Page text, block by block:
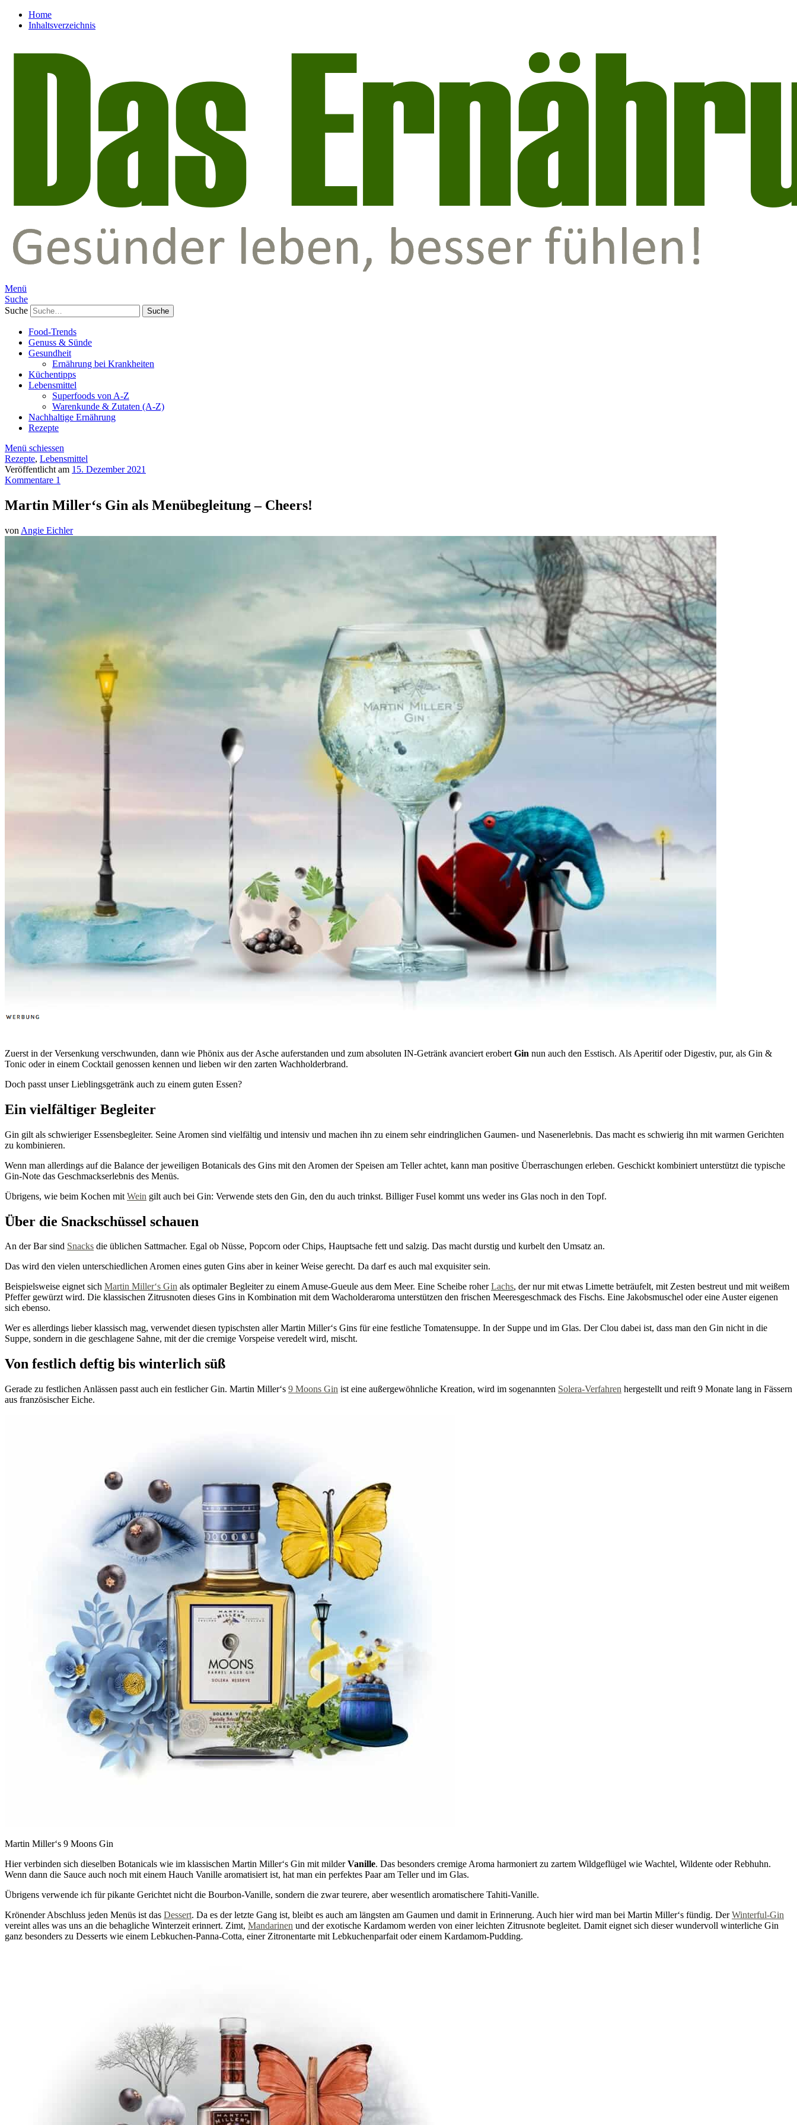
Home
Inhaltsverzeichnis
Menü
Suche
Suche
Food-Trends
Genuss & Sünde
Gesundheit
Ernährung bei Krankheiten
Küchentipps
Lebensmittel
Superfoods von A-Z
Warenkunde & Zutaten (A-Z)
Nachhaltige Ernährung
Rezepte
Menü schiessen
Rezepte, Lebensmittel
Veröffentlicht am 15. Dezember 2021
Kommentare 1
Martin Miller‘s Gin als Menübegleitung – Cheers!
von Angie Eichler
Zuerst in der Versenkung verschwunden, dann wie Phönix aus der Asche auferstanden und zum absoluten IN-Getränk avanciert erobert Gin nun auch den Esstisch. Als Aperitif oder Digestiv, pur, als Gin &
Tonic oder in einem Cocktail genossen kennen und lieben wir den zarten Wachholderbrand.
Doch passt unser Lieblingsgetränk auch zu einem guten Essen?
Ein vielfältiger Begleiter
Gin gilt als schwieriger Essensbegleiter. Seine Aromen sind vielfältig und intensiv und machen ihn zu einem sehr eindringlichen Gaumen- und Nasenerlebnis. Das macht es schwierig ihn mit warmen Gerichten
zu kombinieren.
Wenn man allerdings auf die Balance der jeweiligen Botanicals des Gins mit den Aromen der Speisen am Teller achtet, kann man positive Überraschungen erleben. Geschickt kombiniert unterstützt die typische
Gin-Note das Geschmackserlebnis des Menüs.
Übrigens, wie beim Kochen mit Wein gilt auch bei Gin: Verwende stets den Gin, den du auch trinkst. Billiger Fusel kommt uns weder ins Glas noch in den Topf.
Über die Snackschüssel schauen
An der Bar sind Snacks die üblichen Sattmacher. Egal ob Nüsse, Popcorn oder Chips, Hauptsache fett und salzig. Das macht durstig und kurbelt den Umsatz an.
Das wird den vielen unterschiedlichen Aromen eines guten Gins aber in keiner Weise gerecht. Da darf es auch mal exquisiter sein.
Beispielsweise eignet sich Martin Miller‘s Gin als optimaler Begleiter zu einem Amuse-Gueule aus dem Meer. Eine Scheibe roherLachs, der nur mit etwas Limette beträufelt, mit Zesten bestreut und mit weißem
Pfeffer gewürzt wird. Die klassischen Zitrusnoten dieses Gins in Kombination mit dem Wacholderaroma unterstützen den frischen Meeresgeschmack des Fischs. Eine Jakobsmuschel oder eine Auster eigenen
sich ebenso.
Wer es allerdings lieber klassisch mag, verwendet diesen typischsten aller Martin Miller‘s Gins für eine festliche Tomatensuppe. In der Suppe und im Glas. Der Clou dabei ist, dass man den Gin nicht in die
Suppe, sondern in die geschlagene Sahne, mit der die cremige Vorspeise veredelt wird, mischt.
Von festlich deftig bis winterlich süß
Gerade zu festlichen Anlässen passt auch ein festlicher Gin. Martin Miller‘s 9 Moons Gin ist eine außergewöhnliche Kreation, wird im sogenannten Solera-Verfahren hergestellt und reift 9 Monate lang in Fässern
aus französischer Eiche.
Martin Miller‘s 9 Moons Gin
Hier verbinden sich dieselben Botanicals wie im klassischen Martin Miller‘s Gin mit milderVanille. Das besonders cremige Aroma harmoniert zu zartem Wildgeflügel wie Wachtel, Wildente oder Rebhuhn.
Wenn dann die Sauce auch noch mit einem Hauch Vanille aromatisiert ist, hat man ein perfektes Paar am Teller und im Glas.
Übrigens verwende ich für pikante Gerichtet nicht die Bourbon-Vanille, sondern die zwar teurere, aber wesentlich aromatischere Tahiti-Vanille.
Krönender Abschluss jeden Menüs ist das Dessert. Da es der letzte Gang ist, bleibt es auch am längsten am Gaumen und damit in Erinnerung. Auch hier wird man bei Martin Miller‘s fündig. DerWinterful-Gin
vereint alles was uns an die behagliche Winterzeit erinnert. Zimt, Mandarinen und der exotische Kardamom werden von einer leichten Zitrusnote begleitet. Damit eignet sich dieser wundervoll winterliche Gin
ganz besonders zu Desserts wie einem Lebkuchen-Panna-Cotta, einer Zitronentarte mit Lebkuchenparfait oder einem Kardamom-Pudding.